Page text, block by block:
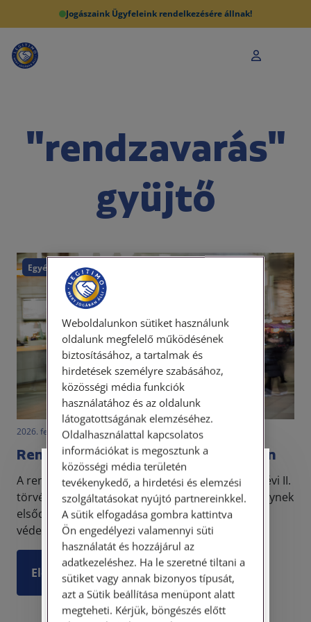
Jogászaink Ügyfeleink rendelkezésére állnak!
"rendzavarás"
gyüjtő
Egyéb
2026. február 26. • dr. Papp Orsolya
Rendzavarás a szabálysértési jogban
A rendzavarás a szabálysértésekről szóló 2012. évi II.
törvény 169. §-ában szabályozott tényállás, amelynek
elsődleges célja a közrend és a köznyugalom
védelme.
Elolvasom
Személyes ügyfélfogadás
Tisztelt Ügyfeleink!
Személyes ügyfélszolgálatunk telefonon
történő előzetes időpontegyeztetés után,
szerdai napokon érhető el.
Címünk: 1087 Budapest, Hungária körút
30/A. 8. emelet. Pontos megközelítési
útmutatónk a Kapcsolat – Elérhetőségeink
Weboldalunkon sütiket használunk
oldalunk megfelelő működésének
biztosításához, a tartalmak és
hirdetések személyre szabásához,
közösségi média funkciók
használatához és az oldalunk
látogatottságának elemzéséhez.
Oldalhasználattal kapcsolatos
információkat is megosztunk a
közösségi média területén
tevékenykedő, a hirdetési és elemzési
szolgáltatásokat nyújtó partnereinkkel.
A sütik elfogadása gombra kattintva
Ön engedélyezi valamennyi süti
használatát és hozzájárul az
adatkezeléshez. Ha le szeretné tiltani a
sütiket vagy annak bizonyos típusát,
azt a Sütik beállítása menüpont alatt
megteheti. Kérjük, böngészés előtt